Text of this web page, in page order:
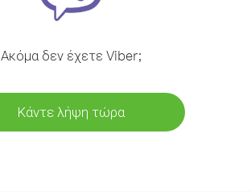
Ακόμα δεν έχετε Viber;
Κάντε λήψη τώρα